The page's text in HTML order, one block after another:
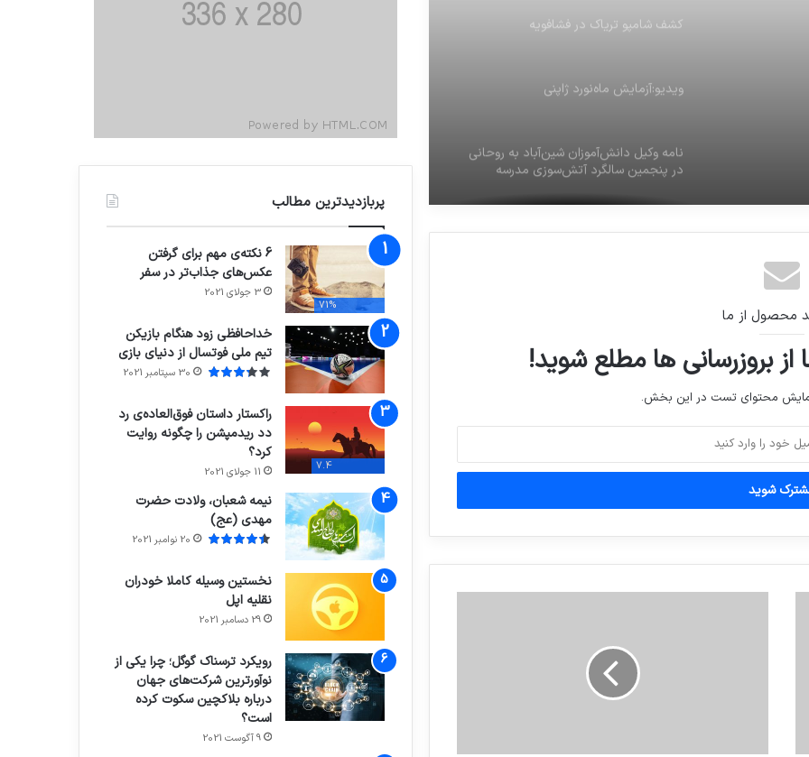
ویدیو:آزمایش ماه‌نورد ژاپنی
نامه وکیل دانش‌آموزان شین‌آباد به روحانی
نمازگزاران ۸ دقیقه از اول اذان صبح صبر
کشف شامپو تریاک در فشافویه
ویدیو:آزمایش ماه‌نورد ژاپنی
نامه وکیل دانش‌آموزان شین‌آباد به روحانی
«نهنگ عنبر٢: سلکشن رویا» میلیاردی شد
محصول از ما
بروزرسانی ها مطلع شوید!
محتوای تست در این بخش.
پربازدیدترین مطالب
71%
6 نکته‌ی مهم برای گرفتن
عکس‌های جذاب‌تر در سفر
3 جولای 2021
خداحافظی زود هنگام بازیکن
تیم ملی فوتسال از دنیای بازی
30 سپتامبر 2021
7.4
راکستار داستان فوق‌العاده‌ی رد
دد ریدمپشن را چگونه روایت
کرد؟
11 جولای 2021
نیمه شعبان، ولادت حضرت
مهدی (عج)
20 نوامبر 2021
نخستین وسیله کاملا خودران
نقلیه اپل
29 دسامبر 2021
رویکرد ترسناک گوگل؛ چرا یکی از
نوآورترین شرکت‌های جهان
درباره بلاکچین سکوت کرده
است؟
9 آگوست 2021